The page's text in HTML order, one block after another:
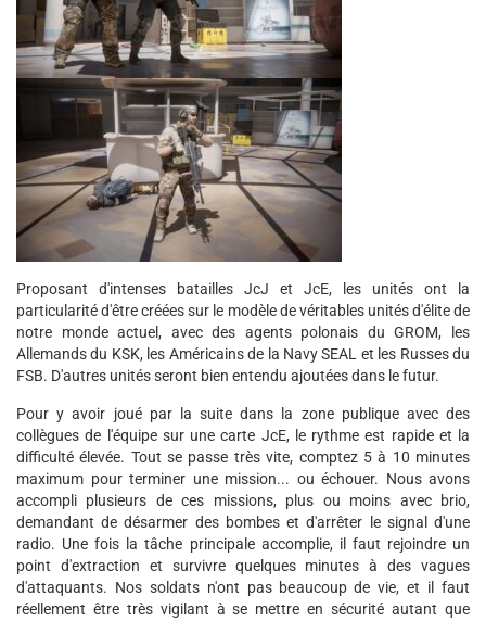
Proposant d'intenses batailles JcJ et JcE, les unités ont la
particularité d'être créées sur le modèle de véritables unités d'élite de
notre monde actuel, avec des agents polonais du GROM, les
Allemands du KSK, les Américains de la Navy SEAL et les Russes du
FSB. D'autres unités seront bien entendu ajoutées dans le futur.
Pour y avoir joué par la suite dans la zone publique avec des
collègues de l'équipe sur une carte JcE, le rythme est rapide et la
difficulté élevée. Tout se passe très vite, comptez 5 à 10 minutes
maximum pour terminer une mission... ou échouer. Nous avons
accompli plusieurs de ces missions, plus ou moins avec brio,
demandant de désarmer des bombes et d'arrêter le signal d'une
radio. Une fois la tâche principale accomplie, il faut rejoindre un
point d'extraction et survivre quelques minutes à des vagues
d'attaquants. Nos soldats n'ont pas beaucoup de vie, et il faut
réellement être très vigilant à se mettre en sécurité autant que